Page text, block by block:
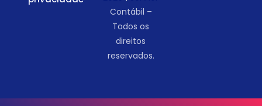
Contábil –
Todos os
direitos
reservados.